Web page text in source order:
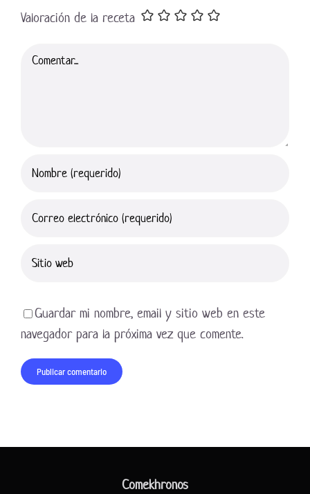
Valoración de la receta
Comentar
Guardar mi nombre, email y sitio web en este
navegador para la próxima vez que comente.
Comekhronos